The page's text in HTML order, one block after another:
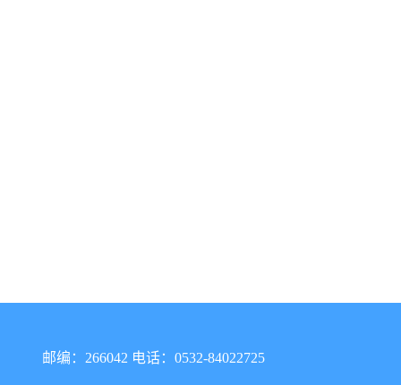
邮编：266042 电话：0532-84022725